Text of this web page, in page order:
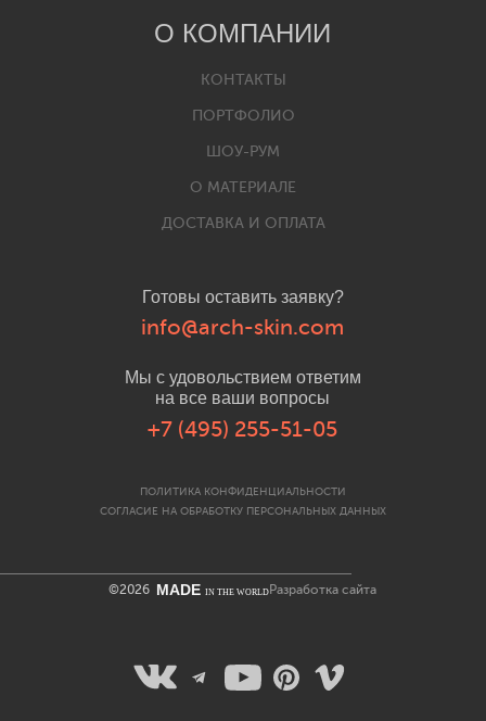
Готовы оставить заявку?
info@arch-skin.com
Мы с удовольствием ответим
на все ваши вопросы
+7 (495) 255-51-05
ПОЛИТИКА КОНФИДЕНЦИАЛЬНОСТИ
СОГЛАСИЕ НА ОБРАБОТКУ ПЕРСОНАЛЬНЫХ ДАННЫХ
О КОМПАНИИ
КОНТАКТЫ
ПОРТФОЛИО
ШОУ-РУМ
О МАТЕРИАЛЕ
ДОСТАВКА И ОПЛАТА
©2026 MADEIN THE WORLD Разработка сайта